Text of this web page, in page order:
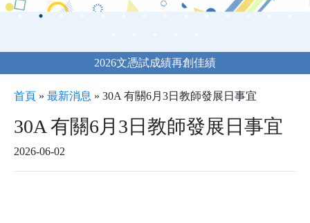
2026文憑試成績再創佳績
首頁 » 最新消息 » 30A 有關6月3日教師發展日事宜
30A 有關6月3日教師發展日事宜
2026-06-02